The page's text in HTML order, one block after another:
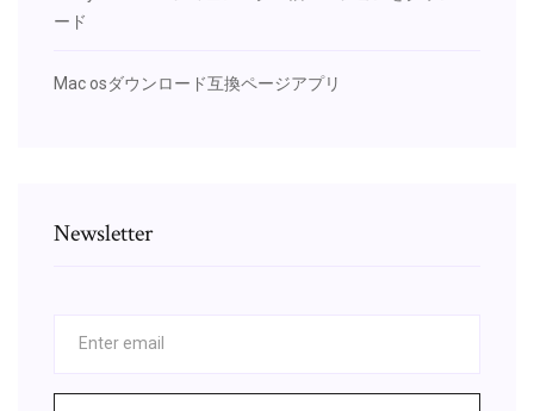
ード
Mac osダウンロード互換ページアプリ
Newsletter